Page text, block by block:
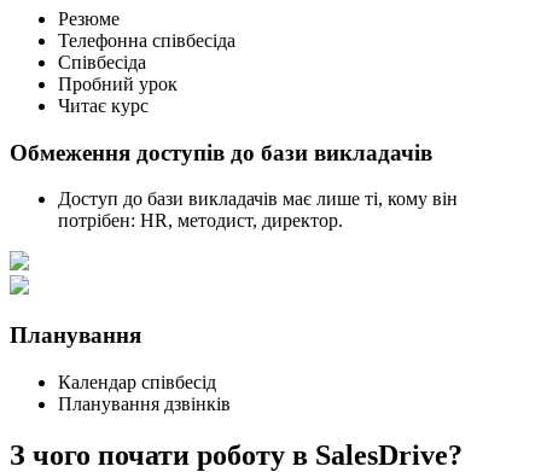
Резюме
Телефонна співбесіда
Співбесіда
Пробний урок
Читає курс
Обмеження доступів до бази викладачів
Доступ до бази викладачів має лише ті, кому він
потрібен: HR, методист, директор.
Планування
Календар співбесід
Планування дзвінків
З чого почати роботу в SalesDrive?